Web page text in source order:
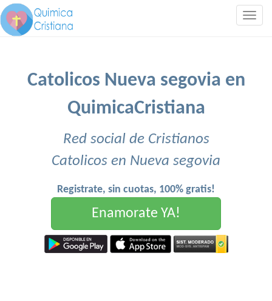
Catolicos Nueva segovia en
QuimicaCristiana
Red social de Cristianos
Catolicos en Nueva segovia
Registrate, sin cuotas, 100% gratis!
Enamorate YA!